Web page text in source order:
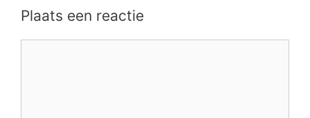
Plaats een reactie